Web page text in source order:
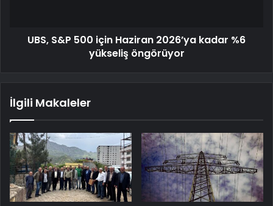
UBS, S&P 500 için Haziran 2026’ya kadar %6
yükseliş öngörüyor
İlgili Makaleler